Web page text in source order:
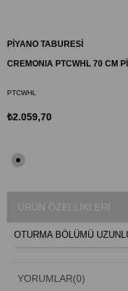
PİYANO TABURESİ
PTCWHL
₺2.059,70
ÜRÜN ÖZELLIKLERI
OTURMA BÖLÜMÜ
YORUMLAR(0)